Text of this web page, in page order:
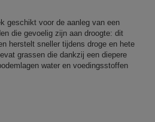
geschikt voor de aanleg van een
die gevoelig zijn aan droogte: dit
herstelt sneller tijdens droge en hete
grassen die dankzij een diepere
water en voedingsstoffen